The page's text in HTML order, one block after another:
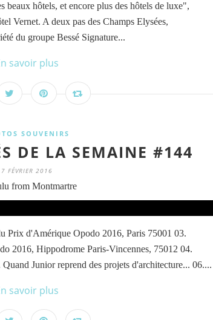
beaux hôtels, et encore plus des hôtels de luxe",
Vernet. A deux pas des Champs Elysées,
du groupe Bessé Signature...
savoir plus
SOUVENIRS
DE LA SEMAINE #144
7 FÉVRIER 2016
from Montmartre
Prix d'Amérique Opodo 2016, Paris 75001 03.
2016, Hippodrome Paris-Vincennes, 75012 04.
Junior reprend des projets d'architecture... 06....
savoir plus